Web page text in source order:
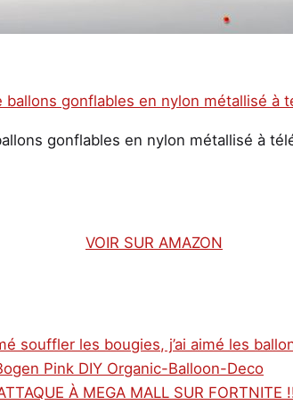
gonflables en nylon métallisé à
VOIR SUR AMAZON
souffler les bougies, j’ai aimé les
Pink DIY Organic-Balloon-Deco
À MEGA MALL SUR FORTNITE